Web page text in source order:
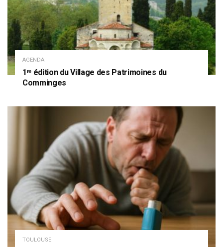
AGENDA
1ʳᵉ édition du Village des Patrimoines du
Comminges
TOULOUSE